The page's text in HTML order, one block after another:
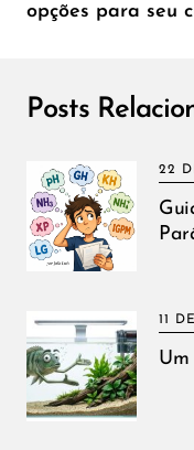
opções para seu
Posts
22
11
Um